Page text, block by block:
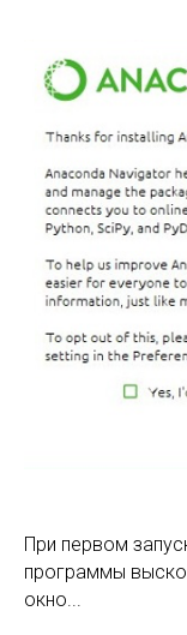
При первом
программы
окно...